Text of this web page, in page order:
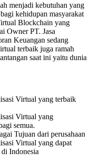
menjadi kebutuhan yang
kehidupan masyarakat
Blockchain yang
Owner PT. Jasa
Keuangan sedang
terbaik juga ramah
saat ini yaitu dunia
Virtual yang terbaik
Virtual yang
semua.
Tujuan dari perusahaan
Virtual yang dapat
Indonesia